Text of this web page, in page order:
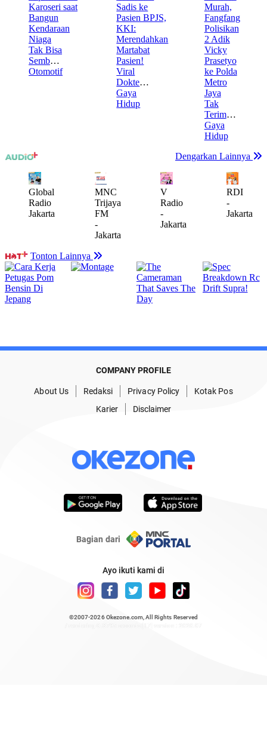
COMPANY PROFILE
About Us Redaksi Privacy Policy
Kotak Pos
Karier
Disclaimer
Bagian dari
Ayo ikuti kami di
©2007-2026 Okezone.com , All Rights Reserved